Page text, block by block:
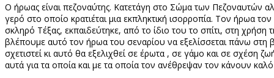
Ο ήρωας είναι πεζοναύτης. Κατετάγη στο Σώμα των Πεζοναυτών
γερό στο οποίο κρατιέται μια εκπληκτική ισορροπία. Τον ήρωα
σκληρό Τέξας, εκπαιδεύτηκε, από το ίδιο του το σπίτι, στη
βλέπουμε αυτό τον ήρωα του σεναρίου να εξελίσσεται πάνω στη
σχετιστεί κι αυτό θα εξελιχθεί σε έρωτα , σε γάμο και σε σχέση
αυτά για τα οποία και με τα οποία τον ανέθρεψαν τον κάνουν